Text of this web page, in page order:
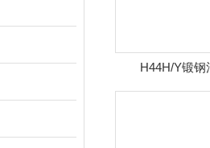
H44H/Y锻钢